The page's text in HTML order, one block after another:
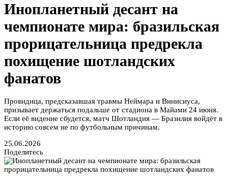
Инопланетный десант на
чемпионате мира: бразильская
прорицательница предрекла
похищение шотландских
фанатов
Провидица, предсказавшая травмы Неймара и Винисиуса,
призывает держаться подальше от стадиона в Майами 24 июня.
Если её видение сбудется, матч Шотландия — Бразилия войдёт в
историю совсем не по футбольным причинам.
25.06.2026
Поделитесь